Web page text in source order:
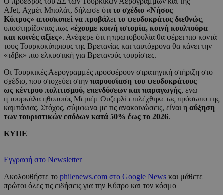
AJet, Αχμέτ Μπολάτ, δήλωσε ότι το σχέδιο «Νήσος
Κύπρος» αποσκοπεί να προβάλει το ψευδοκράτος διεθνώς,
υποστηρίζοντας πως «έχουμε κοινή ιστορία, κοινή κουλτούρα
και κοινές αξίες». Ανέφερε ότι η πρωτοβουλία θα φέρει πιο κοντά
τους Τουρκοκύπριους της Βρετανίας και ταυτόχρονα θα κάνει την
«τδβκ» πιο ελκυστική για Βρετανούς τουρίστες.
Οι Τουρκικές Αερογραμμές προσφέρουν στρατηγική στήριξη στο
σχέδιο, που στοχεύει στην παρουσίαση του ψευδοκράτους
ως κέντρου πολιτισμού, επενδύσεων και παραγωγής, ενώ
η τουρκάλα ηθοποιός Μεριέμ Ουζερλί επιλέχθηκε ως πρόσωπο της
καμπάνιας. Στόχος, σύμφωνα με τις ανακοινώσεις, είναι η αύξηση
των τουριστικών εσόδων κατά 50% έως το 2026.
ΚΥΠΕ
Εγγραφή στο Newsletter
Ακολουθήστε το philenews.com στο Google News και μάθετε
πρώτοι όλες τις ειδήσεις για την Κύπρο και τον κόσμο